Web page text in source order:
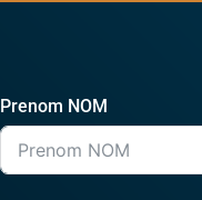
Prenom NOM